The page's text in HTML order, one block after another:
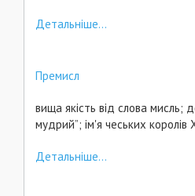
Детальніше...
Премисл
вища якість від слова мисль;
мудрий”; ім'я чеських королів
Детальніше...